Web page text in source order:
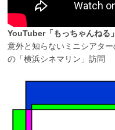
YouTuber「もっちゃんねる」
意外と知らないミニシアタ
の「横浜シネマリン」訪問